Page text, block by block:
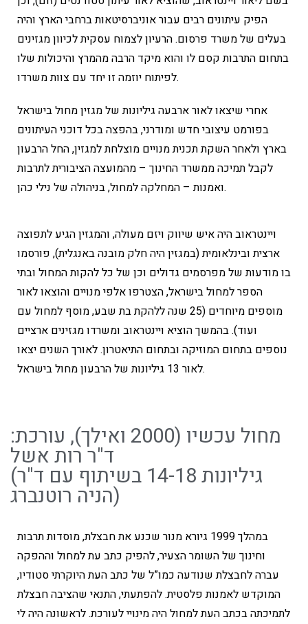
הפיק עיתונים רבים עבור אוניברסיטאות ברחבי הארץ והיה
בעלים של משרד פרסום. הרעיון לצמוח עסקית לכיוון מגזינים
בתחום התרבות קסם לו והוא מיקד הרבה מהמרץ והיכולות שלו
לפיתוח יוזמה זו יחד עם צוות משרדו.
אחרי שיצאו לאור ארבעה גיליונות של מגזין מחול בישראל
בפורמט עיצובי חדש ומודרני, בהפצה בכל דוכני העיתונים
בארץ ולאחר השקת תכנית מנויים מוצלחת למגזין, החל הרבעון
לקבל תמיכה ממשרד החינוך – מהמועצה הציבורית לתרבות
ואמנות – המחלקה למחול, בניהולה של נילי כהן.
ויינטראוב היה איש שיווק ויזם מעולה, והמגזין הגיע לתפוצה
ארצית ובינלאומית (במגזין היה חלק מובנה באנגלית), פורסמו
בו מודעות של מפרסמים גדולים וכן של כל להקות המחול ובתי
הספר למחול בישראל, הצטרפו אלפי מנויים והוצאו לאור
מוספים מיוחדים (25 שנה ללהקת בת שבע, מוסף למחול עם
ועוד). בהמשך הוציא ויינטראוב ומשרדו מגזינים ארציים
נוספים בתחום המוזיקה ובתחום התיאטרון. לאורך השנים יצאו
לאור 13 גיליונות של הרבעון מחול בישראל.
מחול עכשיו (2000 ואילך), עורכת:
ד"ר רות אשל
(גיליונות 14-18 בשיתוף עם ד"ר
הניה רוטנברג)
במהלך 1999 גיורא מנור שכנע את חבצלת, מוסדות תרבות
וחינוך של השומר הצעיר, להפיק כתב עת למחול וההפקה
עברה לחבצלת שנודעה כמו”ל של כתב העת היוקרתי סטודיו,
המוקדש לאמנות פלסטית. להפתעתי, התנאי שהציבה חבצלת
לתמיכתה בכתב העת למחול היה מינויי לעורכת. לראשונה היה לי